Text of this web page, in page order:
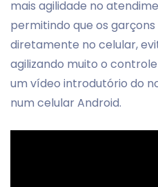
mais agilidade no
permitindo que os
diretamente no celular,
agilizando muito o
um vídeo introdutório do
num celular Android.